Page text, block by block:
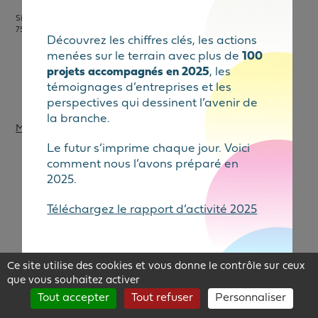
Siège social : 68, Bd Saint-Marcel
75005 Paris
Mention légales
Découvrez les chiffres clés, les actions
menées sur le terrain avec plus de 100
projets accompagnés en 2025, les
témoignages d’entreprises et les
perspectives qui dessinent l’avenir de
la branche.
Le futur s’imprime chaque jour. Voici
comment nous l’avons préparé en
2025.
Téléchargez le rapport d’activité 2025
Ce site utilise des cookies et vous donne le contrôle sur ceux
que vous souhaitez activer
Tout accepter Tout refuser Personnaliser